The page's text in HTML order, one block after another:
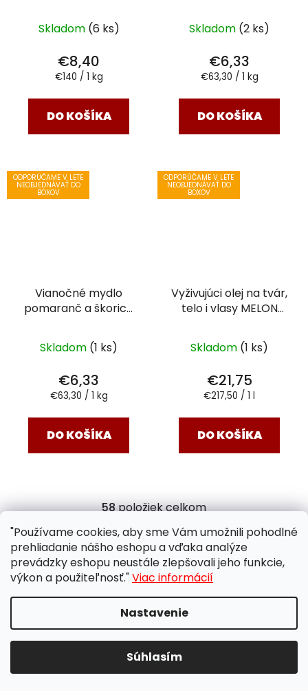
"Používame cookies, aby sme Vám umožnili pohodlné
prehliadanie nášho eshopu a vďaka analýze
prevádzky eshopu neustále zlepšovali jeho funkcie,
výkon a použiteľnosť."Viac informácií
Nastavenie
Súhlasím
Skladom (6 ks)
€8,40
Jednotková
€140 / 1 kg
DO KOŠÍKA
Skladom (2 ks)
€6,33
Jednotková
€63,30 / 1 kg
DO KOŠÍKA
ODPORÚČAME V LETE
NEOBJEDNÁVAŤ DO
BOXOV
Vianočné mydlo
pomaranč a škorica
Skladom (1 ks)
€6,33
Jednotková
€63,30 / 1 kg
DO KOŠÍKA
ODPORÚČAME V LETE
NEOBJEDNÁVAŤ DO
BOXOV
Vyživujúci olej na tvár,
telo i vlasy MELON
Skladom (1 ks)
€21,75
Jednotková
€217,50 / 1 l
DO KOŠÍKA
O
v
l
á
d
i
e
p
r
58položiek celkom
ä
Dôležité informácie
ZÁKAZNÍCKA PODPORA
OBCHODNÉ PODMIENKY